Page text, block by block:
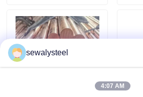
sewalysteel
4:07 AM